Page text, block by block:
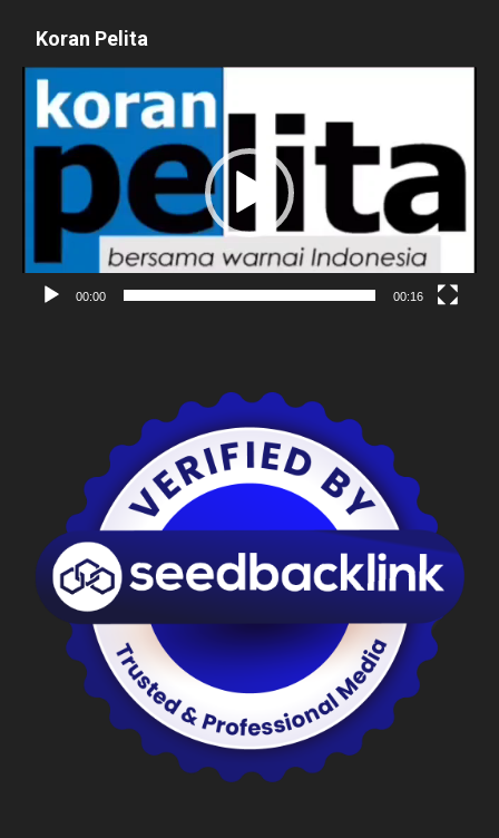
Koran Pelita
Pemutar
Video
00:00 00:16